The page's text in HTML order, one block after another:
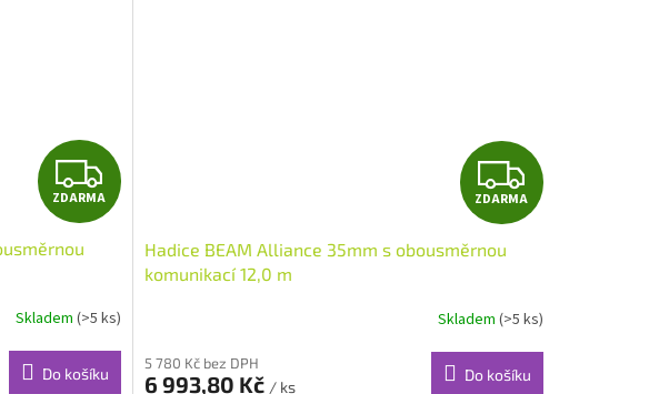
Z
D
R
M
ZDARMA
Skladem (>5 ks)
Do košíku
Z
D
R
M
ZDARMA
Hadice BEAM Alliance 35mm s obousměrnou
komunikací 12,0 m
Skladem (>5 ks)
5 780 Kč bez DPH
6 993,80 Kč / ks
Do košíku